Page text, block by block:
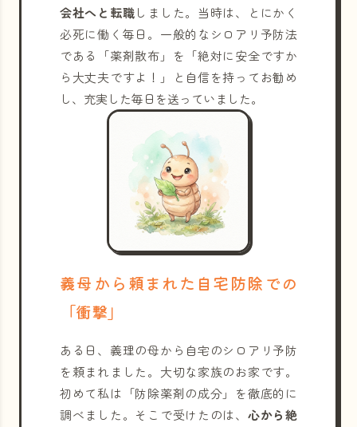
会社へと転職しました。当時は、とにかく
必死に働く毎日。一般的なシロアリ予防法
である「薬剤散布」を「絶対に安全ですか
ら大丈夫ですよ！」と自信を持ってお勧め
し、充実した毎日を送っていました。
義母から頼まれた自宅防除での
「衝撃」
ある日、義理の母から自宅のシロアリ予防
を頼まれました。大切な家族のお家です。
初めて私は「防除薬剤の成分」を徹底的に
調べました。そこで受けたのは、 心から絶